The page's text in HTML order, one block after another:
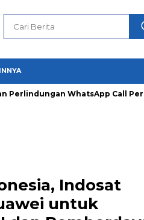
WhatsApp Call
Indosat
untuk